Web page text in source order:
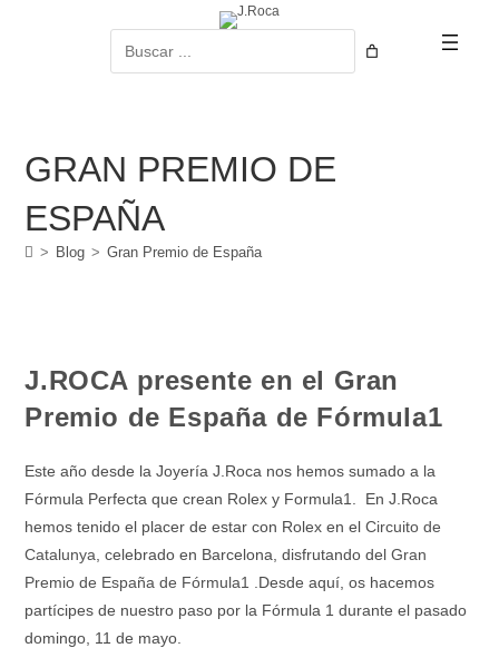
GRAN PREMIO DE
ESPAÑA
> Blog > Gran Premio de España
J.ROCA presente en el Gran
Premio de España de Fórmula1
Este año desde la Joyería J.Roca nos hemos sumado a la
Fórmula Perfecta que crean Rolex y Formula1. En J.Roca
hemos tenido el placer de estar con Rolex en elCircuito de
Catalunya , celebrado en Barcelona, disfrutando delGran
Premio de España de Fórmula1 . Desde aquí, os hacemos
partícipes de nuestro paso por la Fórmula 1 durante el pasado
domingo, 11 de mayo.